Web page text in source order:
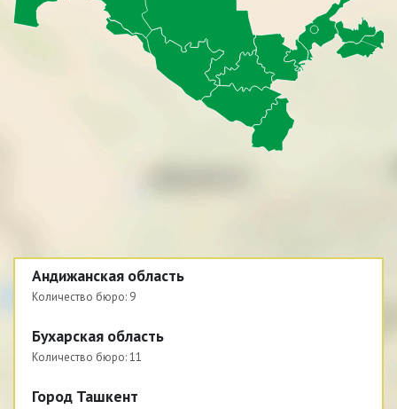
Андижанская область
Количество бюро: 9
Бухарская область
Количество бюро:11
Город Ташкент